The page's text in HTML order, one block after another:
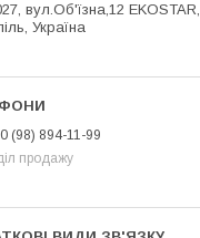
вул.Об'їзна,12 EKOSTAR,
Україна
(98) 894-11-99
продажу